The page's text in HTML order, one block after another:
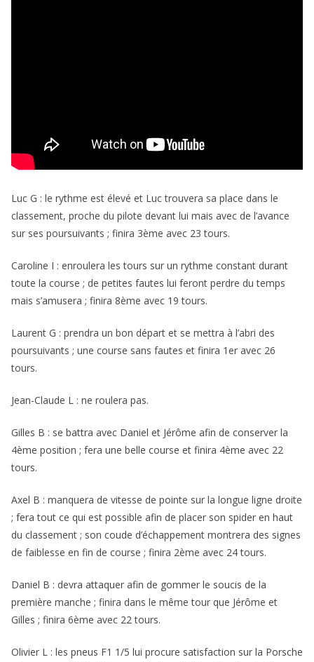
Luc G : le rythme est élevé et Luc trouvera sa place dans le
classement, proche du pilote devant lui mais avec de l’avance
sur ses poursuivants ; finira 3ème avec 23 tours.
Caroline I : enroulera les tours sur un rythme constant durant
toute la course ; de petites fautes lui feront perdre du temps
mais s’amusera ; finira 8ème avec 19 tours.
Laurent G : prendra un bon départ et se mettra à l’abri des
poursuivants ; une course sans fautes et finira 1er avec 26
tours.
Jean-Claude L : ne roulera pas.
Gilles B : se battra avec Daniel et Jérôme afin de conserver la
4ème position ; fera une belle course et finira 4ème avec 22
tours.
Axel B : manquera de vitesse de pointe sur la longue ligne droite
; fera tout ce qui est possible afin de placer son spider en haut
du classement ; son coude d’échappement montrera des signes
de faiblesse en fin de course ; finira 2ème avec 24 tours.
Daniel B : devra attaquer afin de gommer le soucis de la
première manche ; finira dans le même tour que Jérôme et
Gilles ; finira 6ème avec 22 tours.
Olivier L : les pneus F1 1/5 lui procure satisfaction sur la Porsche